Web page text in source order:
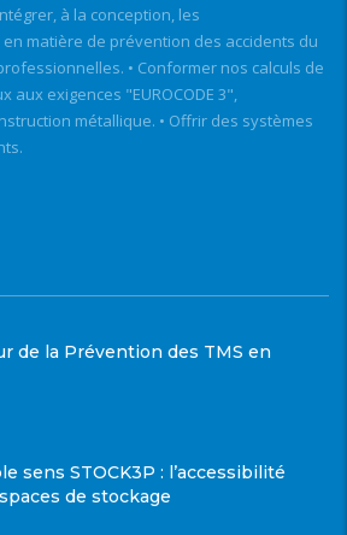
à la conception, les
en matière de prévention des accidents du
• Conformer nos calculs de
aux exigences "EUROCODE 3",
métallique. • Offrir des systèmes
de la Prévention des TMS en
sens STOCK3P : l’accessibilité
de stockage